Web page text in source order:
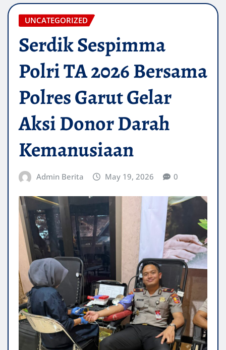
UNCATEGORIZED
Serdik Sespimma
Polri TA 2026 Bersama
Polres Garut Gelar
Aksi Donor Darah
Kemanusiaan
Admin Berita May 19, 2026 0